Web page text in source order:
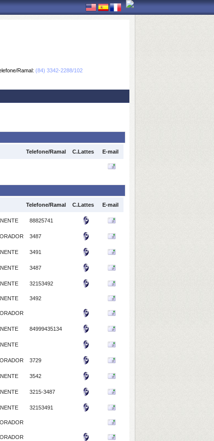
Ramal: (84) 3342-2288/102
Telefone/Ramal C.Lattes E-mail
Telefone/Ramal C.Lattes E-mail
88825741
3487
3491
3487
32153492
3492
84999435134
3729
3542
3215-3487
32153491